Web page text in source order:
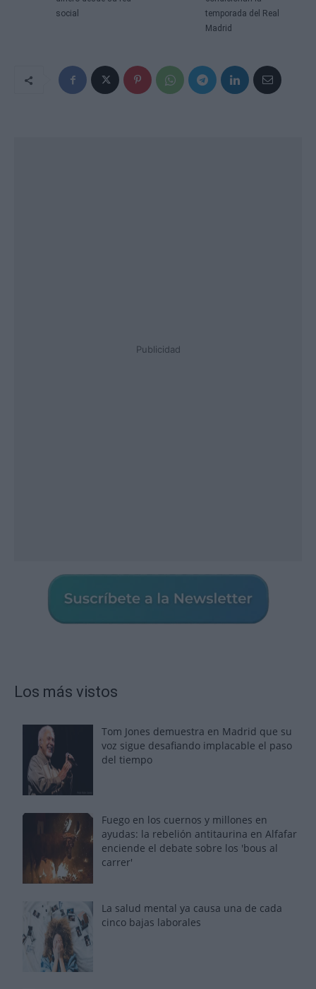
social
temporada del Real
Madrid
Publicidad
Los más vistos
Tom Jones demuestra en Madrid que su
voz sigue desafiando implacable el paso
del tiempo
Fuego en los cuernos y millones en
ayudas: la rebelión antitaurina en Alfafar
enciende el debate sobre los 'bous al
carrer'
La salud mental ya causa una de cada
cinco bajas laborales